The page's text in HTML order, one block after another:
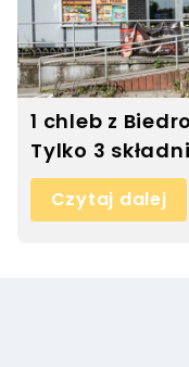
1 chleb z
Tylko 3
Czytaj dalej